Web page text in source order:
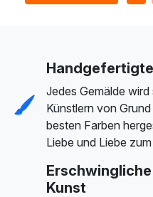
Jedes Gemälde
Künstlern von
besten Farben
Liebe und Liebe
Kunst